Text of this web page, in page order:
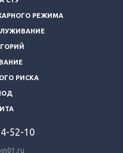
РЕЖИМА
РИСКА
52-10